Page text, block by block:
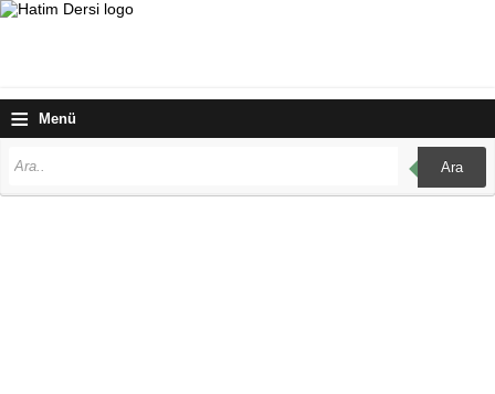
≡ Menü
Ara